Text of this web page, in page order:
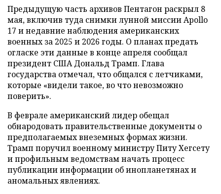
Предыдущую часть архивов Пентагон раскрыл 8
мая, включив туда снимки лунной миссии Apollo
17 и недавние наблюдения американских
военных за 2025 и 2026 годы. О планах предать
огласке эти данные в конце апреля сообщал
президент США Дональд Трамп. Глава
государства отмечал, что общался с летчиками,
которые «видели такое, во что невозможно
поверить».
В феврале американский лидер обещал
обнародовать правительственные документы о
предполагаемых внеземных формах жизни.
Трамп поручил военному министру Питу Хегсету
и профильным ведомствам начать процесс
публикации информации об инопланетянах и
аномальных явлениях.